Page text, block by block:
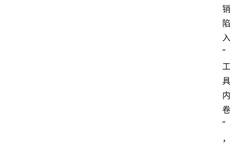
销
陷
入
“
工
具
内
卷
”
，